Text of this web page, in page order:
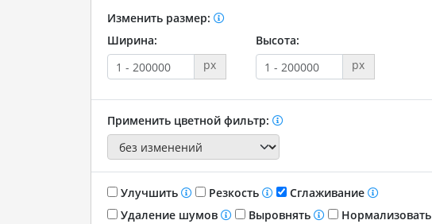
Изменить размер:
Ширина:
px
Высота:
px
Применить цветной фильтр:
Улучшить Резкость
Сглаживание
Удаление шумов
Выровнять
Нормализовать